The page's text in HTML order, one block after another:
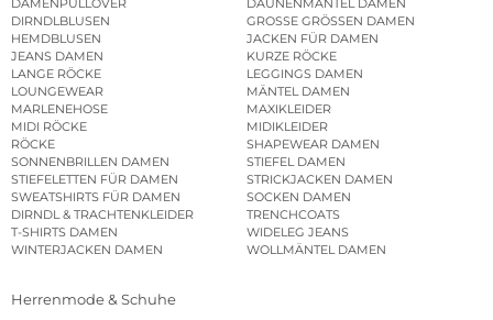
DAMENPULLOVER
DAUNENMÄNTEL DAMEN
DIRNDLBLUSEN
GROSSE GRÖSSEN DAMEN
HEMDBLUSEN
JACKEN FÜR DAMEN
JEANS DAMEN
KURZE RÖCKE
LANGE RÖCKE
LEGGINGS DAMEN
LOUNGEWEAR
MÄNTEL DAMEN
MARLENEHOSE
MAXIKLEIDER
MIDI RÖCKE
MIDIKLEIDER
RÖCKE
SHAPEWEAR DAMEN
SONNENBRILLEN DAMEN
STIEFEL DAMEN
STIEFELETTEN FÜR DAMEN
STRICKJACKEN DAMEN
SWEATSHIRTS FÜR DAMEN
SOCKEN DAMEN
DIRNDL & TRACHTENKLEIDER
TRENCHCOATS
T-SHIRTS DAMEN
WIDELEG JEANS
WINTERJACKEN DAMEN
WOLLMÄNTEL DAMEN
Herrenmode & Schuhe